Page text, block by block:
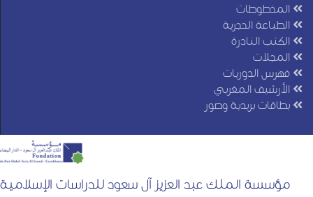
المخطوطات
الطباعة الحجرية
الكتب النادرة
المجلات
فهرس الدوريات
الأرشيف المغربي
بطاقات بريدية وصور
مؤسسة الملك عبد العزيز آل سعود للدراسات الإسلامية